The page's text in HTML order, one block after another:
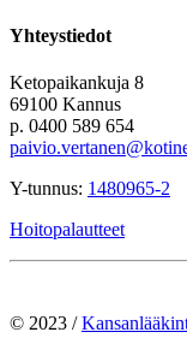
Yhteystiedot
Ketopaikankuja 8
69100 Kannus
p. 0400 589 654
Y-tunnus: 1480965-2
Hoitopalautteet
© 2023 /